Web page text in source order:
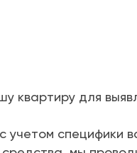
квартиру для
специфики